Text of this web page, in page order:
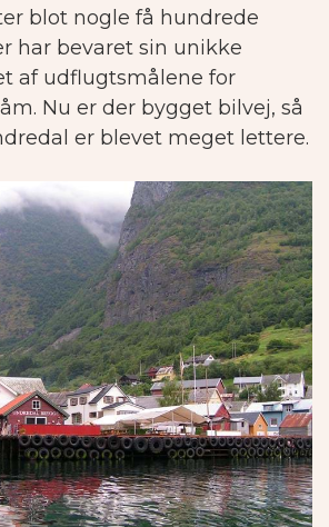
blot nogle få hundrede
har bevaret sin unikke
af udflugtsmålene for
Nu er der bygget bilvej, så
er blevet meget lettere.